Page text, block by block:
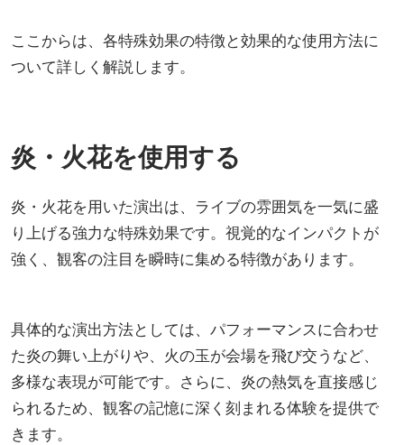
ここからは、各特殊効果の特徴と効果的な使用方法に
ついて詳しく解説します。
炎・火花を使用する
炎・火花を用いた演出は、ライブの雰囲気を一気に盛
り上げる強力な特殊効果です。視覚的なインパクトが
強く、観客の注目を瞬時に集める特徴があります。
具体的な演出方法としては、パフォーマンスに合わせ
た炎の舞い上がりや、火の玉が会場を飛び交うなど、
多様な表現が可能です。さらに、炎の熱気を直接感じ
られるため、観客の記憶に深く刻まれる体験を提供で
きます。